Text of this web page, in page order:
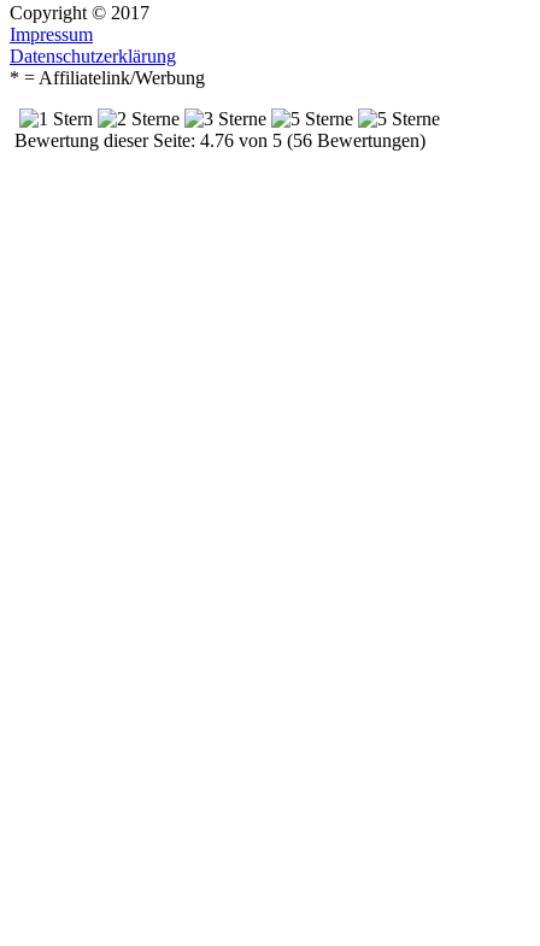
Copyright © 2017
Impressum
Datenschutzerklärung
* = Affiliatelink/Werbung
Bewertung dieser Seite: 4.76 von 5 (56 Bewertungen)